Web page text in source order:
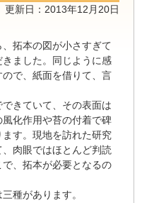
更新日：2013年12月20日
拓本の図が小さすぎて
ました。同じように感
で、紙面を借りて、言
きていて、その表面は
化作用や苔の付着で碑
す。現地を訪れた研究
肉眼ではほとんど判読
、拓本が必要となるの
種があります。